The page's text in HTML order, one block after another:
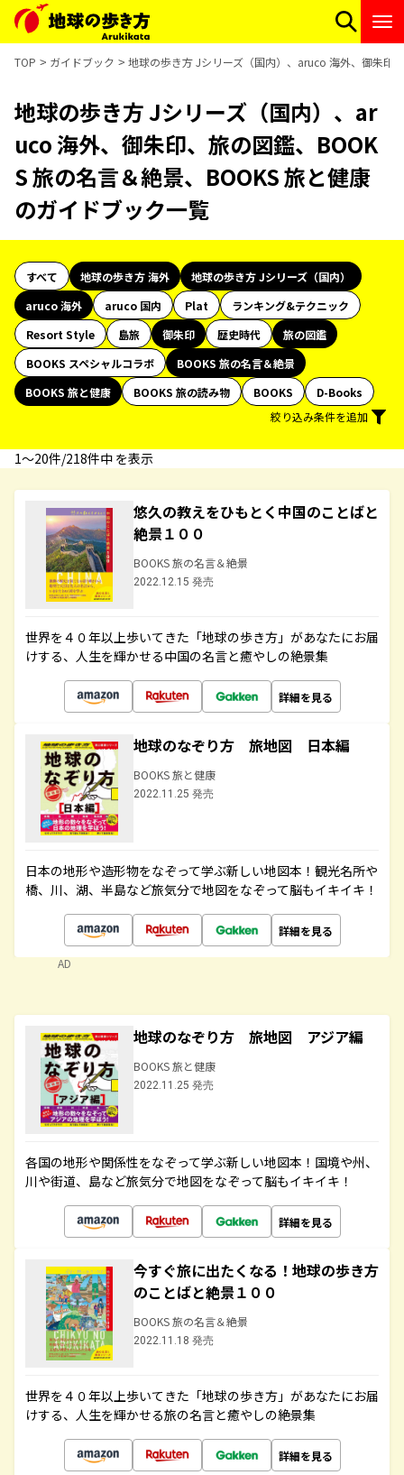
TOP ガイドブック 地球の歩き方 Jシリーズ（国内）、aruco 海外、御朱印
地球の歩き方 Jシリーズ（国内）、ar
uco 海外、御朱印、旅の図鑑、BOOK
S 旅の名言＆絶景、BOOKS 旅と健康
のガイドブック一覧
すべて 地球の歩き方 海外
地球の歩き方 Jシリーズ（国内）
aruco 海外
aruco 国内 Plat
ランキング&テクニック
Resort Style
島旅 御朱印 歴史時代
旅の図鑑
BOOKS スペシャルコラボ
BOOKS 旅の名言＆絶景
BOOKS 旅と健康
BOOKS 旅の読み物 BOOKS
D-Books
絞り込み条件を追加
1〜20件/218件中 を表示
悠久の教えをひもとく中国のことばと
絶景１００
BOOKS 旅の名言＆絶景
2022.12.15 発売
世界を４０年以上歩いてきた「地球の歩き方」があなたにお届
けする、人生を輝かせる中国の名言と癒やしの絶景集
詳細を見る
地球のなぞり方 旅地図 日本編
BOOKS 旅と健康
2022.11.25 発売
日本の地形や造形物をなぞって学ぶ新しい地図本！観光名所や
橋、川、湖、半島など旅気分で地図をなぞって脳もイキイキ！
詳細を見る
AD
地球のなぞり方 旅地図 アジア編
BOOKS 旅と健康
2022.11.25 発売
各国の地形や関係性をなぞって学ぶ新しい地図本！国境や州、
川や街道、島など旅気分で地図をなぞって脳もイキイキ！
詳細を見る
今すぐ旅に出たくなる！地球の歩き方
のことばと絶景１００
BOOKS 旅の名言＆絶景
2022.11.18 発売
世界を４０年以上歩いてきた「地球の歩き方」があなたにお届
けする、人生を輝かせる旅の名言と癒やしの絶景集
詳細を見る